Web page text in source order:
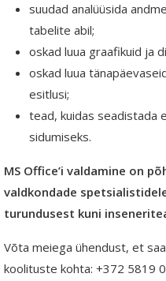
suudad analüüsida
tabelite abil;
oskad luua graafikuid ja
oskad luua
esitlusi;
tead, kuidas seadistada
sidumiseks.
MS Office’i valdamine on
valdkondade
turundusest kuni
Võta meiega ühendust, et
koolituste kohta: +372 5819